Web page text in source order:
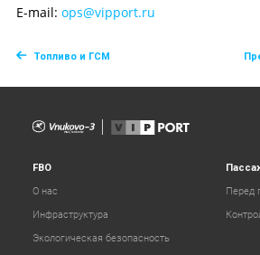
E-mail: ops@vipport.ru
Топливо и ГСМ
FBO
О нас
Инфраструктура
Экологическая безопасность
Перед